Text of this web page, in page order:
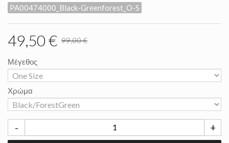
PA00474000_Black-Greenforest_O-S
49,50 € 99,00 €
Μέγεθος
Χρώμα
- +